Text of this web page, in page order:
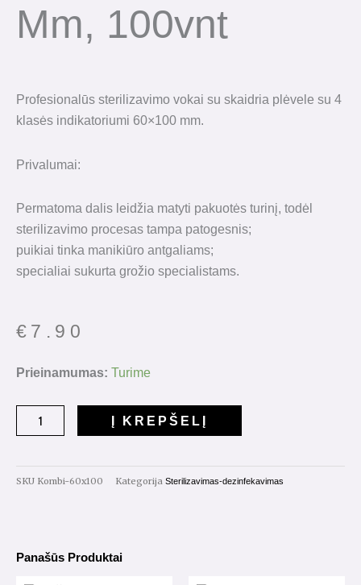
Mm, 100vnt
Profesionalūs sterilizavimo vokai su skaidria plėvele su 4
klasės indikatoriumi 60×100 mm.
Privalumai:
Permatoma dalis leidžia matyti pakuotės turinį, todėl
sterilizavimo procesas tampa patogesnis;
puikiai tinka manikiūro antgaliams;
specialiai sukurta grožio specialistams.
€ 7.90
Prieinamumas: Turime
produkto
vokai
skaidriu
100vnt
Į KREPŠELĮ
SKU Kombi-60x100 Kategorija Sterilizavimas-dezinfekavimas
Panašūs Produktai